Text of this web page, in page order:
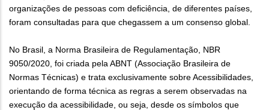
organizações de pessoas com deficiência, de diferentes países,
foram consultadas para que chegassem a um consenso global.
No Brasil, a Norma Brasileira de Regulamentação, NBR
9050/2020, foi criada pela ABNT (Associação Brasileira de
Normas Técnicas) e trata exclusivamente sobre Acessibilidades,
orientando de forma técnica as regras a serem observadas na
execução da acessibilidade, ou seja, desde os símbolos que